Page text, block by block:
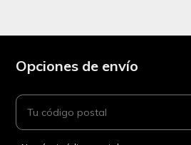
ENTREGAS PARA EL CP:
Opciones de envío